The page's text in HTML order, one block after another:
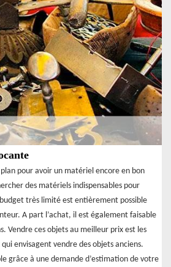
pour avoir un matériel encore en bon
des matériels indispensables pour
très limité est entièrement possible
A part l’achat, il est également faisable
Vendre ces objets au meilleur prix est les
envisagent vendre des objets anciens.
grâce à une demande d’estimation de votre